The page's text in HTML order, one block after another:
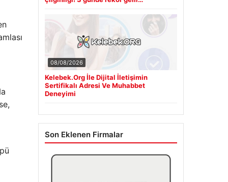
08/08/2026
Kelebek.Org İle Dijital İletişimin
Sertifikalı Adresi Ve Muhabbet
Deneyimi
Son Eklenen Firmalar